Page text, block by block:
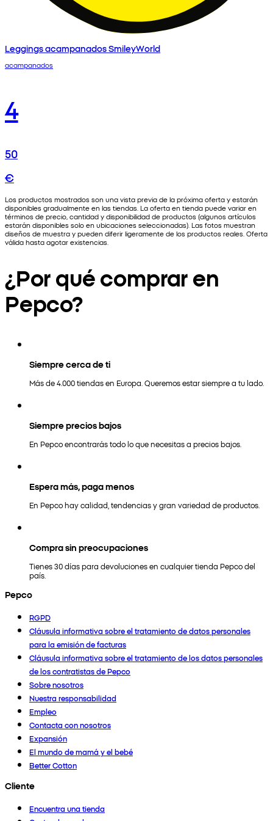
Leggings acampanados SmileyWorld
acampanados
4
50
€
Los productos mostrados son una vista previa de la próxima oferta y estarán
disponibles gradualmente en las tiendas. La oferta en tienda puede variar en
términos de precio, cantidad y disponibilidad de productos (algunos artículos
estarán disponibles solo en ubicaciones seleccionadas). Las fotos muestran
diseños de muestra y pueden diferir ligeramente de los productos reales. Oferta
válida hasta agotar existencias.
¿Por qué comprar en
Pepco?
Siempre cerca de ti
Más de 4.000 tiendas en Europa. Queremos estar siempre a tu lado.
Siempre precios bajos
En Pepco encontrarás todo lo que necesitas a precios bajos.
Espera más, paga menos
En Pepco hay calidad, tendencias y gran variedad de productos.
Compra sin preocupaciones
Tienes 30 días para devoluciones en cualquier tienda Pepco del
país.
Pepco
RGPD
Cláusula informativa sobre el tratamiento de datos personales
para la emisión de facturas
Cláusula informativa sobre el tratamiento de los datos personales
de los contratistas de Pepco
Sobre nosotros
Nuestra responsabilidad
Empleo
Contacta con nosotros
Expansión
El mundo de mamá y el bebé
Better Cotton
Cliente
Encuentra una tienda